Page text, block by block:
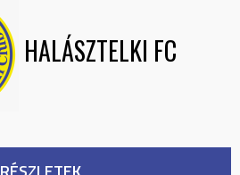
HALÁSZTELKI FC